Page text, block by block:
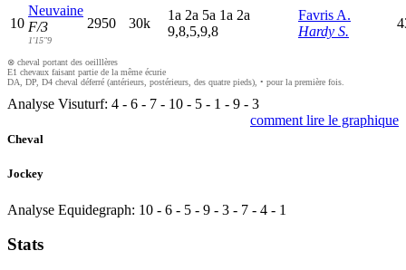
10
Neuvaine
F/3
1'15"9
2950 30k
1a 2a 5a 1a 2a
9,8,5,9,8
Favris A.
Hardy S.
⊗ cheval portant des oeilllères
E1 chevaux faisant partie de la même écurie
DA, DP, D4 cheval déferré (antérieurs, postérieurs, des quatre pieds), • pour la première fois.
Analyse Visuturf: 4 - 6 - 7 - 10 - 5 - 1 - 9 - 3
comment lire le graphique
Cheval
Jockey
Analyse Equidegraph: 10 - 6 - 5 - 9 - 3 - 7 - 4 - 1
Stats